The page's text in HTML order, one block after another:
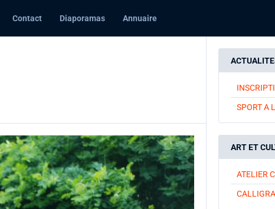
Contact Diaporamas Annuaire
SPORT A
ART ET
ATELIER